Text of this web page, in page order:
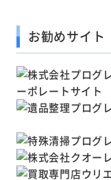
お勧めサイト